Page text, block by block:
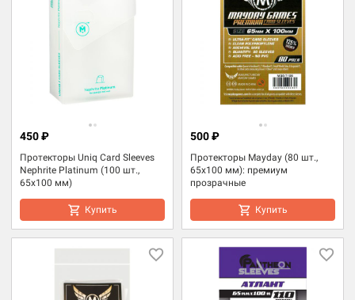
Протекторы Uniq Card Sleeves
Nephrite Platinum (100 шт.,
65x100 мм)
450 ₽
Купить
Протекторы Mayday (80 шт.,
65x100 мм): премиум
прозрачные
500 ₽
Купить